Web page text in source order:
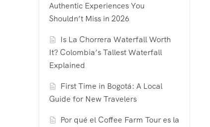
Authentic Experiences You
Shouldn’t Miss in 2026
Is La Chorrera Waterfall Worth
It? Colombia’s Tallest Waterfall
Explained
First Time in Bogotá: A Local
Guide for New Travelers
Por qué el Coffee Farm Tour es la